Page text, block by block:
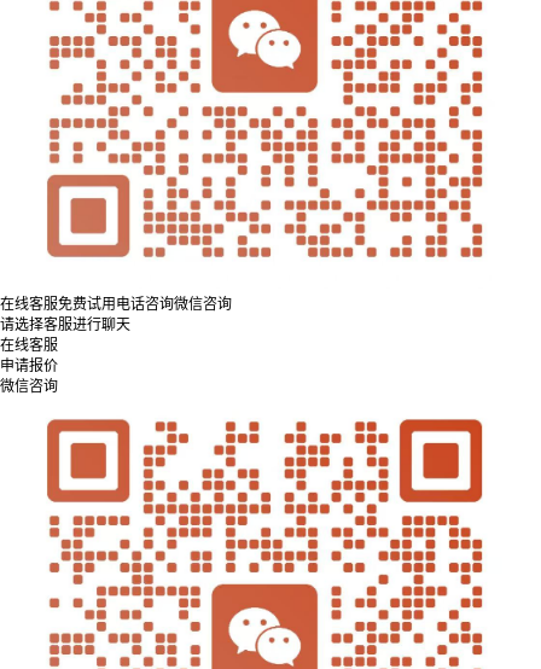
在线客服免费试用 电话咨询微信咨询
请选择客服进行聊天
在线客服
申请报价
微信咨询